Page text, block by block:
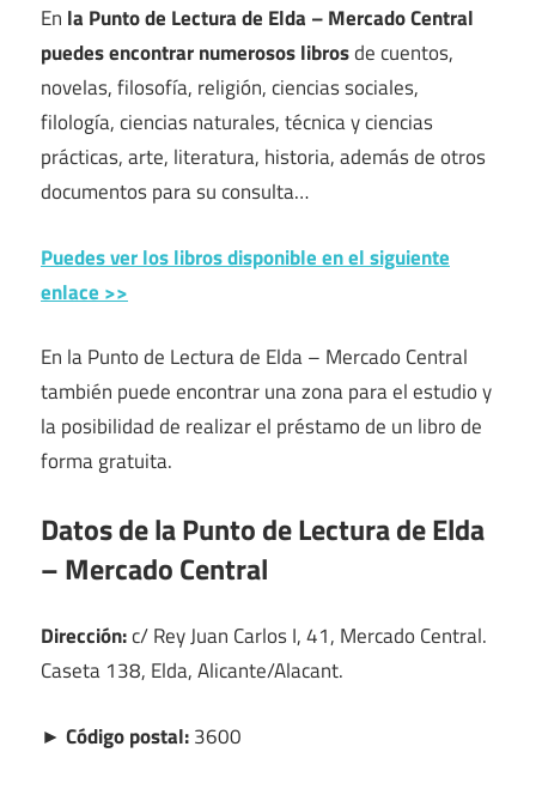
En la Punto de Lectura de Elda – Mercado Central
puedes encontrar numerosos librosde cuentos,
novelas, filosofía, religión, ciencias sociales,
filología, ciencias naturales, técnica y ciencias
prácticas, arte, literatura, historia, además de otros
documentos para su consulta…
Puedes ver los libros disponible en el siguiente
enlace >>
En la Punto de Lectura de Elda – Mercado Central
también puede encontrar una zona para el estudio y
la posibilidad de realizar el préstamo de un libro de
forma gratuita.
Datos de la Punto de Lectura de Elda
– Mercado Central
Dirección:c/ Rey Juan Carlos I, 41, Mercado Central.
Caseta 138, Elda, Alicante/Alacant.
► Código postal:3600